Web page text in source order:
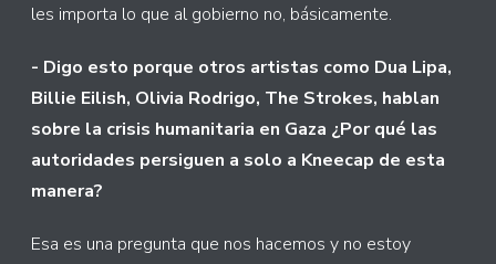
les importa lo que al gobierno no, básicamente.
- Digo esto porque otros artistas como Dua Lipa,
Billie Eilish, Olivia Rodrigo, The Strokes, hablan
sobre la crisis humanitaria en Gaza ¿Por qué las
autoridades persiguen a solo a Kneecap de esta
manera?
Esa es una pregunta que nos hacemos y no estoy